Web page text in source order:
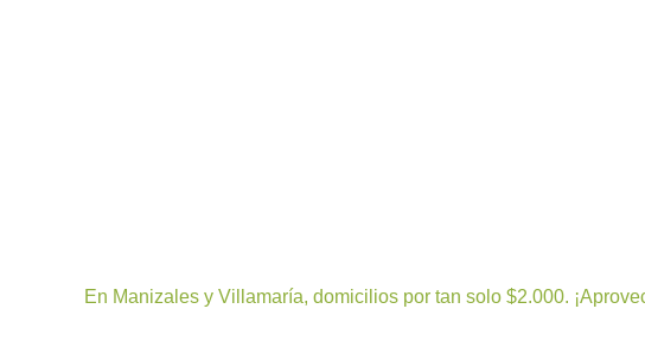
En Manizales y Villamaría, domicilios por tan solo $2.000.